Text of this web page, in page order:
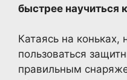
быстрее научиться
Катаясь на коньках,
пользоваться
правильным